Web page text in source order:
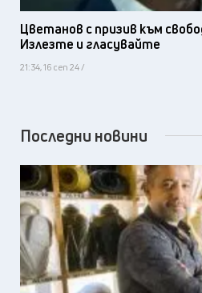
Цветанов с призив към
Излезте и гласувайте
21:34, 16 сеп 24 /
Последни новини